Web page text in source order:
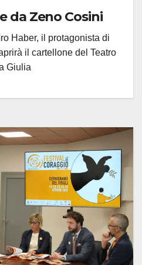
da Zeno Cosini
Haber, il protagonista di
il cartellone del Teatro
Giulia